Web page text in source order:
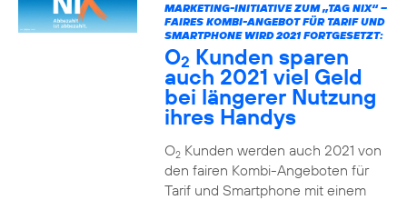
MARKETING-INITIATIVE ZUM „TAG NIX“ –
FAIRES KOMBI-ANGEBOT FÜR TARIF UND
SMARTPHONE WIRD 2021 FORTGESETZT:
O2 Kunden sparen
auch 2021 viel Geld
bei längerer Nutzung
ihres Handys
O2Kunden werden auch 2021 von
den fairen Kombi-Angeboten für
Tarif und Smartphone mit einem